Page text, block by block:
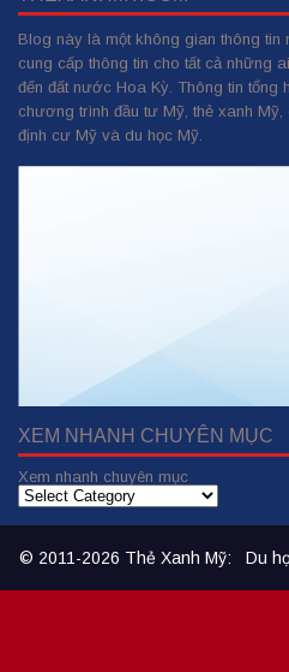
Blog này là một không gian thông tin
cung cấp thông tin cho tất cả những
đến đất nước Hoa Kỳ. Thông tin tổng
chương trình đầu tư Mỹ, thẻ xanh Mỹ,
định cư Mỹ và du học Mỹ.
XEM NHANH CHUYÊN MỤC
Xem nhanh chuyên mục
© 2011-2026 Thẻ Xanh Mỹ: Du